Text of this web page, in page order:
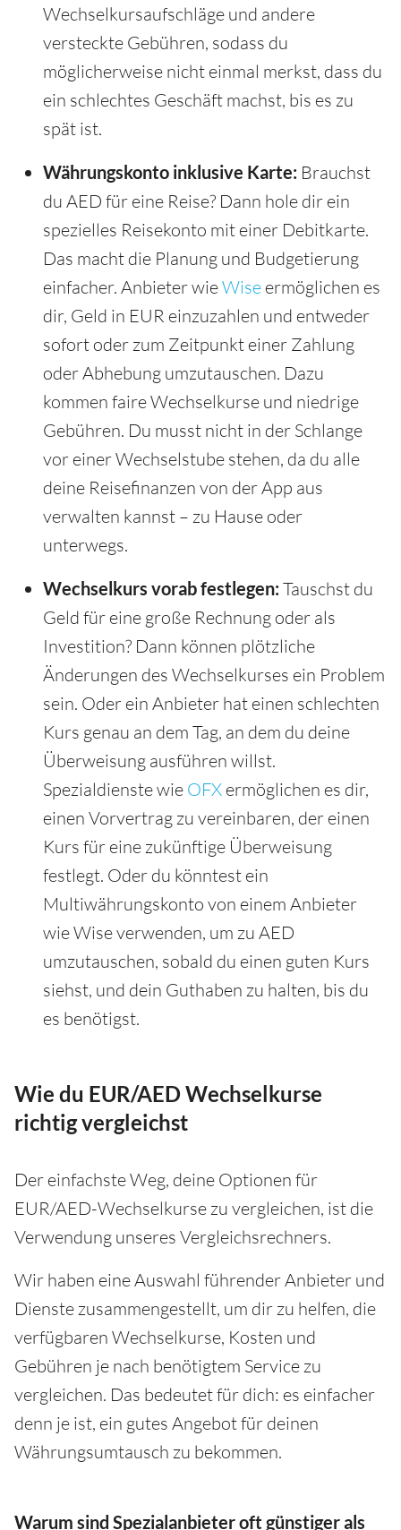
Wechselkursaufschläge und andere
versteckte Gebühren, sodass du
möglicherweise nicht einmal merkst, dass du
ein schlechtes Geschäft machst, bis es zu
spät ist.
Währungskonto inklusive Karte: Brauchst
du AED für eine Reise? Dann hole dir ein
spezielles Reisekonto mit einer Debitkarte.
Das macht die Planung und Budgetierung
einfacher. Anbieter wieWise ermöglichen es
dir, Geld in EUR einzuzahlen und entweder
sofort oder zum Zeitpunkt einer Zahlung
oder Abhebung umzutauschen. Dazu
kommen faire Wechselkurse und niedrige
Gebühren. Du musst nicht in der Schlange
vor einer Wechselstube stehen, da du alle
deine Reisefinanzen von der App aus
verwalten kannst – zu Hause oder
unterwegs.
Wechselkurs vorab festlegen: Tauschst du
Geld für eine große Rechnung oder als
Investition? Dann können plötzliche
Änderungen des Wechselkurses ein Problem
sein. Oder ein Anbieter hat einen schlechten
Kurs genau an dem Tag, an dem du deine
Überweisung ausführen willst.
Spezialdienste wie OFX ermöglichen es dir,
einen Vorvertrag zu vereinbaren, der einen
Kurs für eine zukünftige Überweisung
festlegt. Oder du könntest ein
Multiwährungskonto von einem Anbieter
wie Wise verwenden, um zu AED
umzutauschen, sobald du einen guten Kurs
siehst, und dein Guthaben zu halten, bis du
es benötigst.
Wie du EUR/AED Wechselkurse
richtig vergleichst
Der einfachste Weg, deine Optionen für
EUR/AED-Wechselkurse zu vergleichen, ist die
Verwendung unseres Vergleichsrechners.
Wir haben eine Auswahl führender Anbieter und
Dienste zusammengestellt, um dir zu helfen, die
verfügbaren Wechselkurse, Kosten und
Gebühren je nach benötigtem Service zu
vergleichen. Das bedeutet für dich: es einfacher
denn je ist, ein gutes Angebot für deinen
Währungsumtausch zu bekommen.
Warum sind Spezialanbieter oft günstiger als